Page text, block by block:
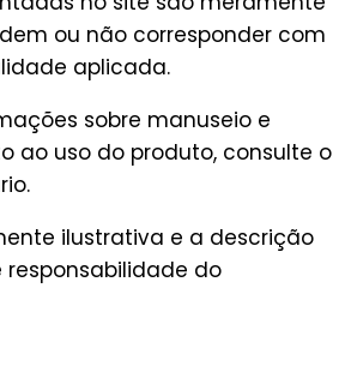
ou não corresponder com
aplicada.
sobre manuseio e
ao uso do produto, consulte o
ilustrativa e a descrição
do